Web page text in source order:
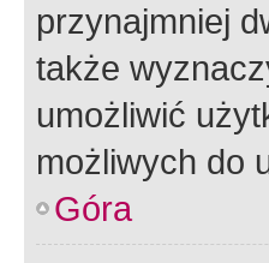
przynajmniej
także
umożliwić
możliwych do
Góra